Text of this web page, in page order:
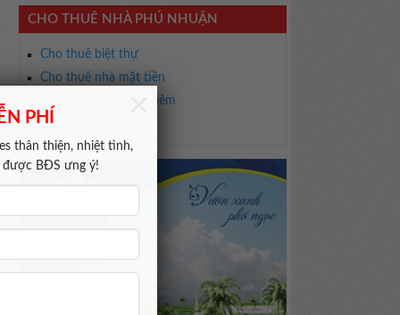
PHÍ
thân thiện, nhiệt tình,
được BĐS ưng ý!
CHO THUÊ NHÀ PHÚ NHUẬN
Cho thuê biệt thự
Cho thuê nhà mặt tiền
Cho thuê nhà trong hẻm
Cho thuê phòng trọ